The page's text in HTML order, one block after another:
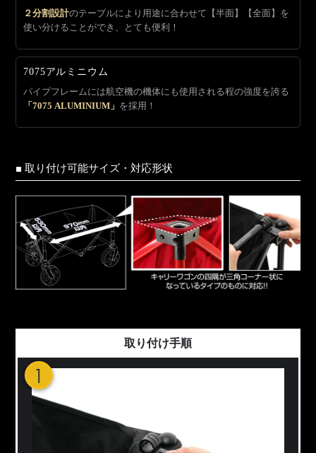
２分割設計のテーブルにより用途に合わせて【半面】【全面】を
使い分けることができ、とても便利！
7075アルミニウム
パイプフレームには航空機の機体にも使用される程の強度を誇る
「7075 ALUMINIUM」 を採用！
■ 取り付け可能サイズ・対応形状
取り付け手順
1